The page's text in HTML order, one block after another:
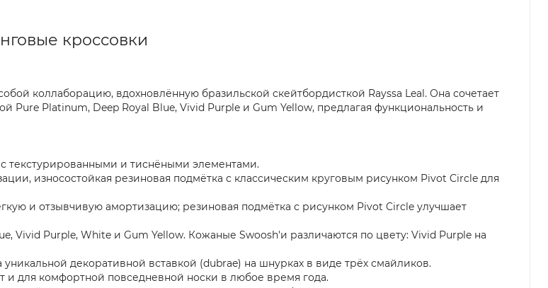
кроссовки
коллаборацию, вдохновлённую бразильской скейтбордисткой Rayssa Leal. Она сочетает
Pure Platinum, Deep Royal Blue, Vivid Purple и Gum Yellow, предлагая функциональность и
текстурированными и тиснёными элементами.
износостойкая резиновая подмётка с классическим круговым рисунком Pivot Circle для
и отзывчивую амортизацию; резиновая подмётка с рисунком Pivot Circle улучшает
Vivid Purple, White и Gum Yellow. Кожаные Swoosh'и различаются по цвету: Vivid Purple на
декоративной вставкой (dubrae) на шнурках в виде трёх смайликов.
и для комфортной повседневной носки в любое время года.